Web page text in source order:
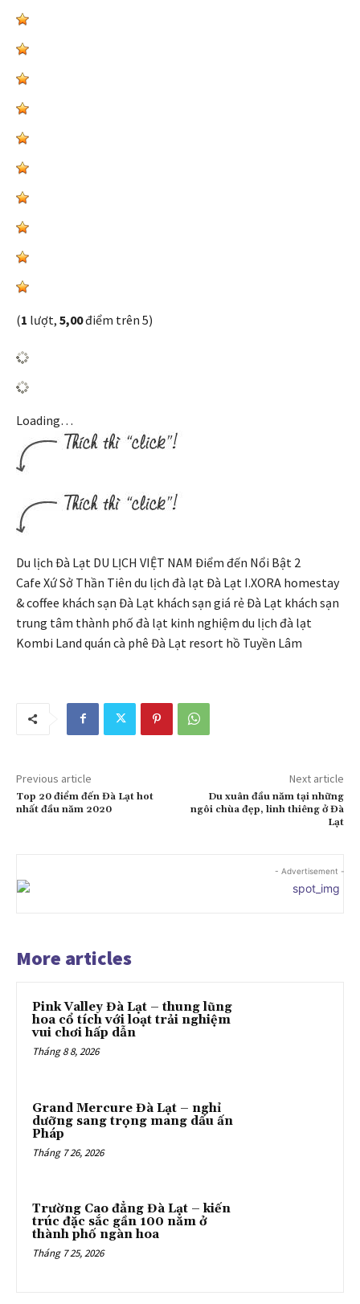
(1 lượt, 5,00điểm trên 5)
Loading…
Du lịch Đà Lạt DU LỊCH VIỆT NAM Điểm đến Nổi Bật 2
Cafe Xứ Sở Thần Tiên du lịch đà lạt Đà Lạt I.XORA homestay
& coffee khách sạn Đà Lạt khách sạn giá rẻ Đà Lạt khách sạn
trung tâm thành phố đà lạt kinh nghiệm du lịch đà lạt
Kombi Land quán cà phê Đà Lạt resort hồ Tuyền Lâm
Previous article
Top 20 điểm đến Đà Lạt hot
nhất đầu năm 2020
Next article
Du xuân đầu năm tại những
ngôi chùa đẹp, linh thiêng ở Đà
Lạt
- Advertisement -
More articles
Pink Valley Đà Lạt – thung lũng
hoa cổ tích với loạt trải nghiệm
vui chơi hấp dẫn
Tháng 8 8, 2026
Grand Mercure Đà Lạt – nghỉ
dưỡng sang trọng mang dấu ấn
Pháp
Tháng 7 26, 2026
Trường Cao đẳng Đà Lạt – kiến
trúc đặc sắc gần 100 năm ở
thành phố ngàn hoa
Tháng 7 25, 2026